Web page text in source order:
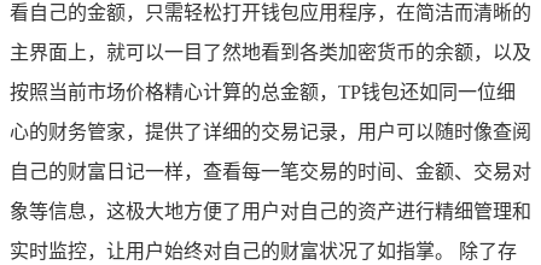
看自己的金额，只需轻松打开钱包应用程序，在简洁而清晰的
主界面上，就可以一目了然地看到各类加密货币的余额，以及
按照当前市场价格精心计算的总金额，TP钱包还如同一位细
心的财务管家，提供了详细的交易记录，用户可以随时像查阅
自己的财富日记一样，查看每一笔交易的时间、金额、交易对
象等信息，这极大地方便了用户对自己的资产进行精细管理和
实时监控，让用户始终对自己的财富状况了如指掌。 除了存